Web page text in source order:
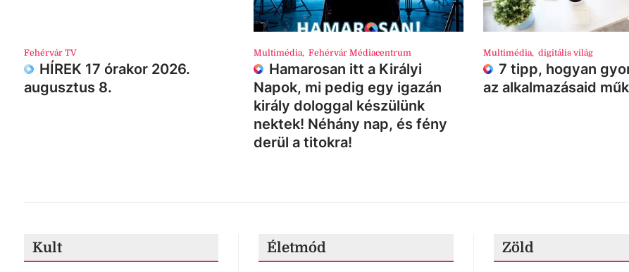
Fehérvár TV
HÍREK 17 órakor 2026.
augusztus 8.
Multimédia, Fehérvár Médiacentrum
Hamarosan itt a Királyi
Napok, mi pedig egy igazán
király dologgal készülünk
nektek! Néhány nap, és fény
derül a titokra!
Multimédia, digitális világ
7 tipp, hogyan
az alkalmazásaid
Kult Életmód Zöld